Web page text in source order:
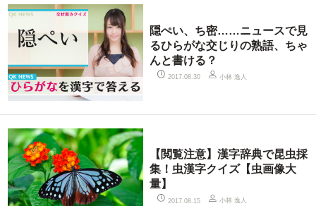
隠ぺい、ち密……ニュースで見
るひらがな交じりの熟語、ちゃ
んと書ける？
2017.08.30 小林 逸人
【閲覧注意】漢字辞典で昆虫採
集！虫漢字クイズ【虫画像大
量】
2017.08.15 小林 逸人